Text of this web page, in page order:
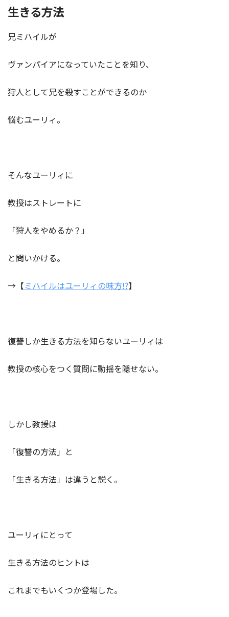
生きる方法
兄ミハイルが
ヴァンパイアになっていたことを知り、
狩人として兄を殺すことができるのか
悩むユーリィ。
そんなユーリィに
教授はストレートに
「狩人をやめるか？」
と問いかける。
→【ミハイルはユーリィの味方⁉︎】
復讐しか生きる方法を知らないユーリィは
教授の核心をつく質問に動揺を隠せない。
しかし教授は
「復讐の方法」と
「生きる方法」は違うと説く。
ユーリィにとって
生きる方法のヒントは
これまでもいくつか登場した。